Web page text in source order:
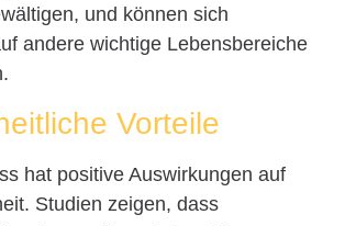
und können sich
andere wichtige Lebensbereiche
Vorteile
hat positive Auswirkungen auf
Studien zeigen, dass